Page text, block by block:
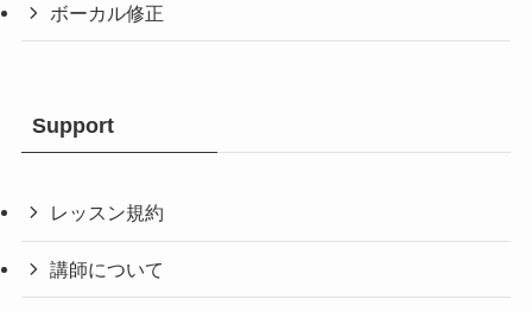
ボーカル修正
Support
レッスン規約
講師について